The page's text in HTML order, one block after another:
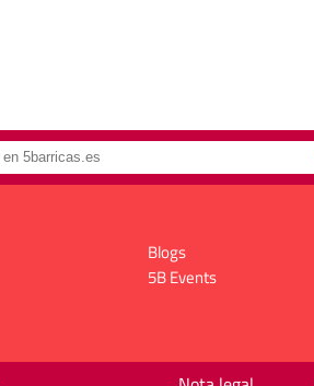
Blogs
5B Events